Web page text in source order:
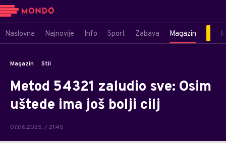
Naslovna Najnovije Info Sport Zabava Magazin
Magazin Stil
Metod 54321 zaludio sve: Osim
uštede ima još bolji cilj
07.06.2025. / 21:45